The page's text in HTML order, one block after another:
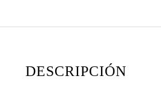
DESCRIPCIÓN